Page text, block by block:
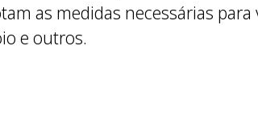
as medidas necessárias
e outros.